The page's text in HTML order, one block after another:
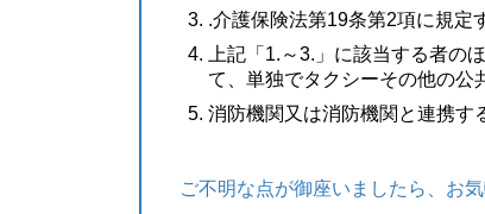
.介護保険法第19条第2項に規定
上記「1.～3.」に該当する者の
て、単独でタクシーその他の公
消防機関又は消防機関と連携す
ご不明な点が御座いましたら、お